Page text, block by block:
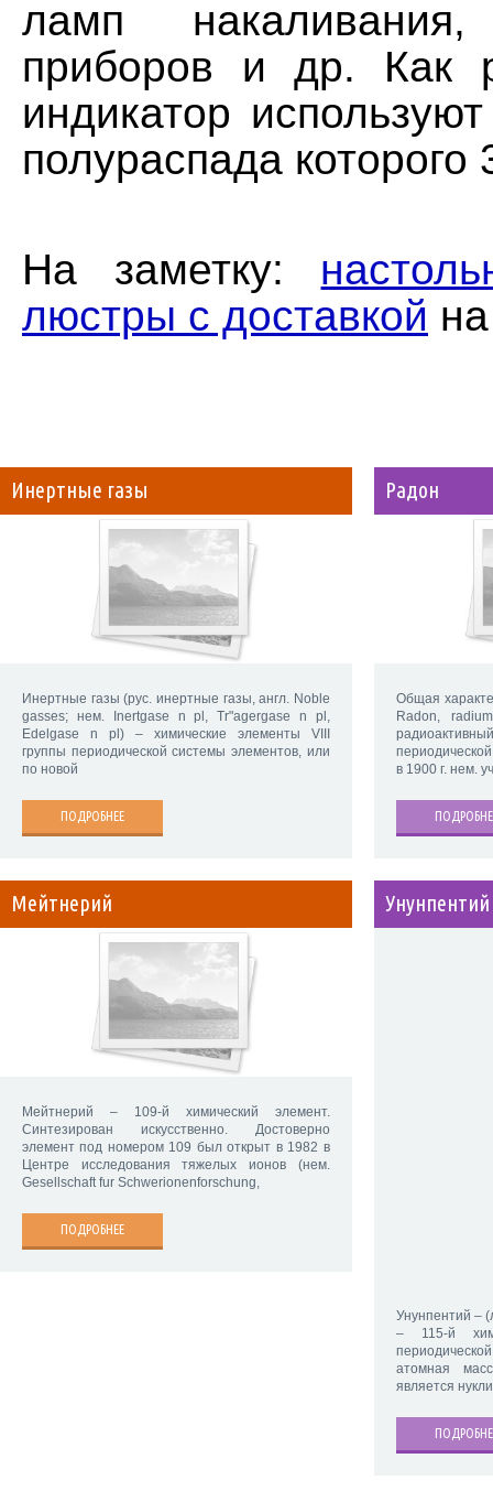
ламп накаливания,
приборов и др. Как
индикатор
полураспада которого
На заметку:
люстры с доставкой
Инертные газы
Инертные газы (рус. инертные газы, англ. Noble
gasses; нем. Inertgase n pl, Tr"agergase n pl,
Edelgase n pl) – химические элементы VIII
группы периодической системы элементов, или
по новой
ПОДРОБНЕЕ
Радон
Общая
Radon,
в 1900 г. нем.
Мейтнерий
Мейтнерий – 109-й химический элемент.
Синтезирован искусственно. Достоверно
элемент под номером 109 был открыт в 1982 в
Центре исследования тяжелых ионов (нем.
Gesellschaft fur Schwerionenforschung,
ПОДРОБНЕЕ
Унунпентий
Унунпентий –
– 115-й
атомная
является